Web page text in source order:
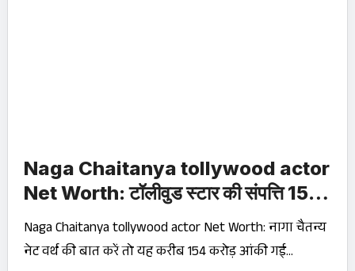
Naga Chaitanya tollywood actor
Net Worth: टॉलीवुड स्टार की संपत्ति 154
करोड़, जानें कितनी फीस लेते हैं प्रति फिल्म!
Naga Chaitanya tollywood actor Net Worth: नागा चैतन्य
नेट वर्थ की बात करें तो यह करीब ₹154 करोड़ आंकी गई…